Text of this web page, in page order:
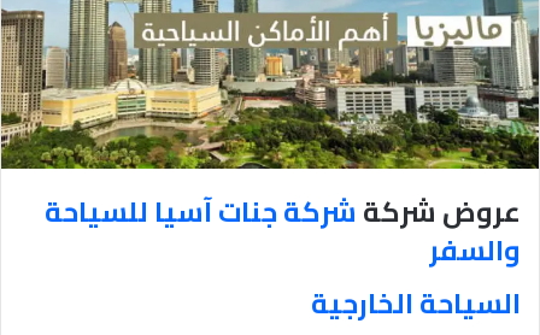
عروض شركةشركة جنات آسيا للسياحة
والسفر
السياحة الخارجية